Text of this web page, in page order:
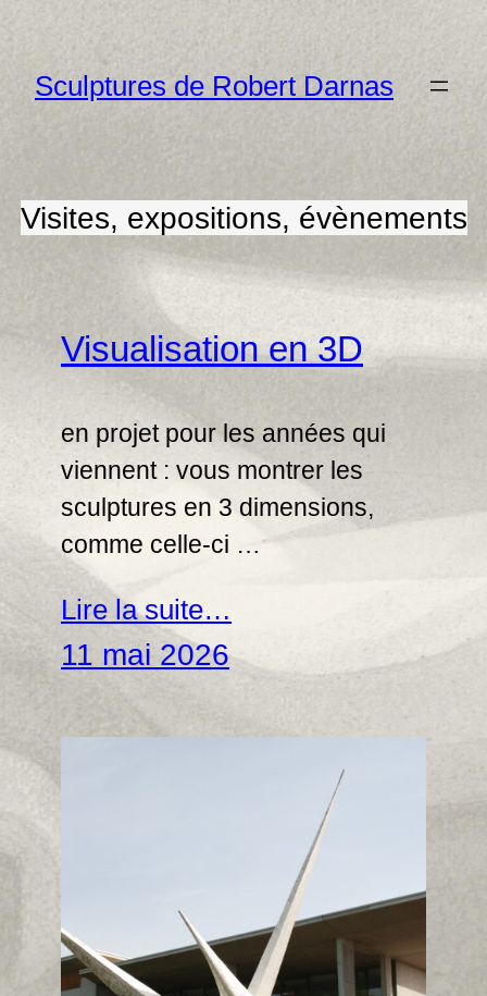
Aller
auSculptures de Robert Darnas
Visites, expositions, évènements
Visualisation en 3D
en projet pour les années qui
viennent : vous montrer les
sculptures en 3 dimensions,
comme celle-ci …
Lire la suite…
11 mai 2026